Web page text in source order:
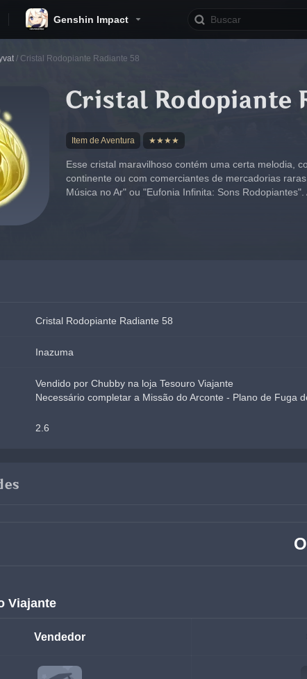
Genshin Impact
/ Cristal Rodopiante Radiante 58
Cristal Rodopiante
Item de Aventura ★★★★
Esse cristal maravilhoso contém uma certa melodia,
continente ou com comerciantes de mercadorias
Música no Ar" ou "Eufonia Infinita: Sons
Cristal Rodopiante Radiante 58
Inazuma
Vendido por Chubby na loja Tesouro Viajante
Necessário completar a Missão do Arconte - Plano de Fuga
2.6
Viajante
Vendedor